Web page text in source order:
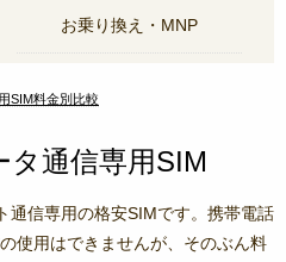
お乗り換え・MNP
SIM料金別比較
タ通信専用SIM
通信専用の格安SIMです。携帯電話
使用はできませんが、そのぶん料